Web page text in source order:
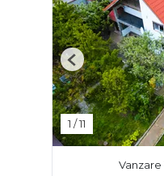
1 /11
Previous